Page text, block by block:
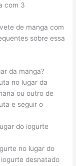
com 3
de manga com
sobre essa
da manga?
no lugar da
ou outro de
e seguir o
do iogurte
no lugar do
desnatado